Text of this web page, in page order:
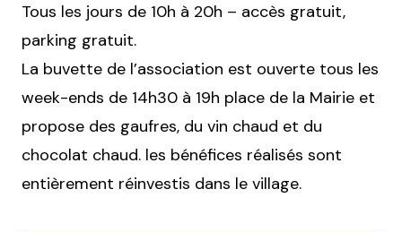
Tous les jours de 10h à 20h – accès gratuit,
parking gratuit.
La buvette de l’association est ouverte tous les
week-ends de 14h30 à 19h place de la Mairie et
propose des gaufres, du vin chaud et du
chocolat chaud. les bénéfices réalisés sont
entièrement réinvestis dans le village.